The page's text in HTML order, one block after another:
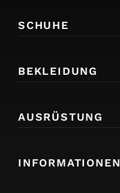
SCHUHE
BEKLEIDUNG
AUSRÜSTUNG
INFORMATIONEN